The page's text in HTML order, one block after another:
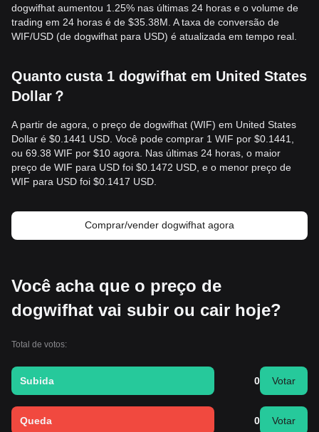
dogwifhat aumentou 1.25% nas últimas 24 horas e o volume de
trading em 24 horas é de $35.38M. A taxa de conversão de
WIF/USD (de dogwifhat para USD) é atualizada em tempo real.
Quanto custa 1 dogwifhat em United States
Dollar？
A partir de agora, o preço de dogwifhat (WIF) em United States
Dollar é $0.1441 USD. Você pode comprar 1 WIF por $0.1441,
ou 69.38 WIF por $10 agora. Nas últimas 24 horas, o maior
preço de WIF para USD foi $0.1472 USD, e o menor preço de
WIF para USD foi $0.1417 USD.
Comprar/vender dogwifhat agora
Você acha que o preço de
dogwifhat vai subir ou cair hoje?
Total de votos:
Subida 0 Votar
Queda 0 Votar